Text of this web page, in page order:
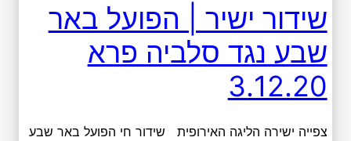
שידור ישיר | הפועל באר
שבע נגד סלביה פרא
3.12.20
צפייה ישירה הליגה האירופית שידור חי הפועל באר שבע